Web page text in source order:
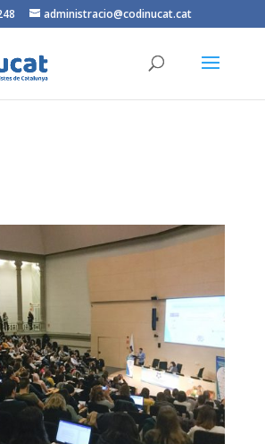
administracio@codinucat.cat